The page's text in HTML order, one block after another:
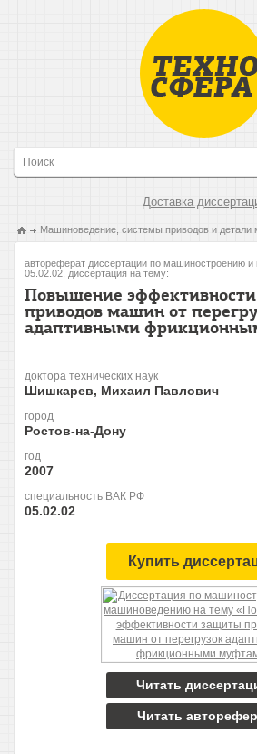
Доставка
Машиноведение, системы приводов и детали
автореферат диссертации по машиностроению
05.02.02, диссертация на тему:
Повышение
приводов машин от
адаптивными
доктора технических наук
Шишкарев, Михаил Павлович
город
Ростов-на-Дону
год
2007
специальность ВАК РФ
05.02.02
Купить
Читать
Читать